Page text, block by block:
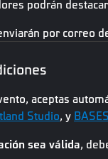
podrán
por correo
aceptas
Studio, y
sea válida,